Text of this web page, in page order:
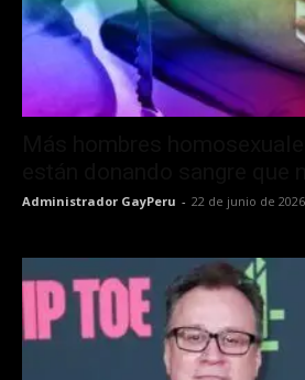
Administrador GayPeru - 22 de junio de 2026